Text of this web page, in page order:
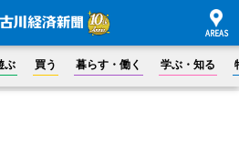
ぶ 買う 暮らす・働く 学ぶ・知る